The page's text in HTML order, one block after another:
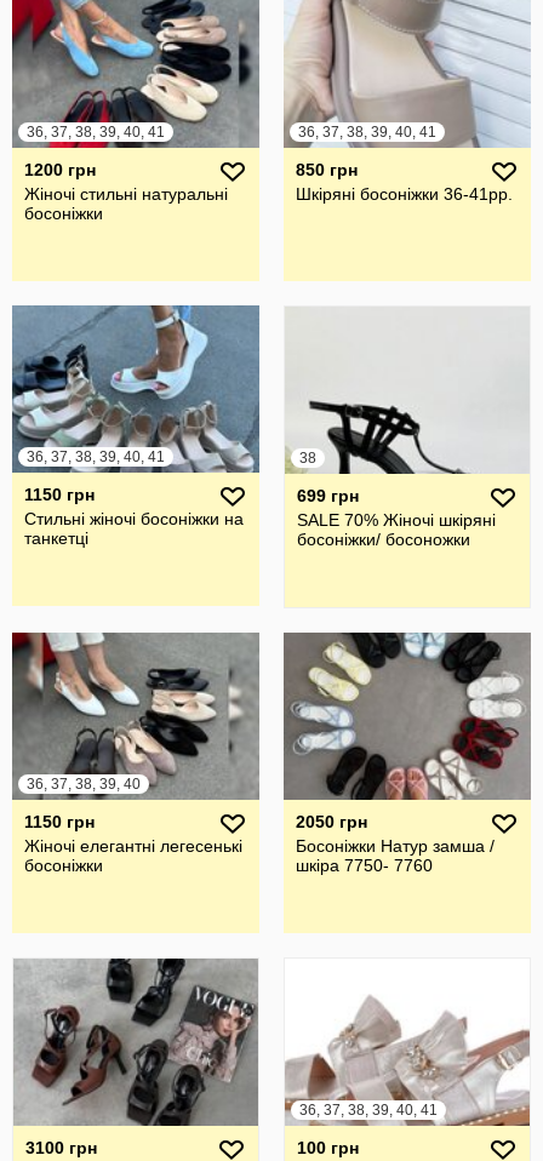
36, 37, 38, 39, 40, 41
1200 грн
Жіночі стильні натуральні
босоніжки
36, 37, 38, 39, 40, 41
850 грн
Шкіряні босоніжки 36-41рр.
36, 37, 38, 39, 40, 41
1150 грн
Стильні жіночі босоніжки на
танкетці
38
699 грн
SALE 70% Жіночі шкіряні
босоніжки/ босоножки
36, 37, 38, 39, 40
1150 грн
Жіночі елегантні легесенькі
босоніжки
2050 грн
Босоніжки Натур замша /
шкіра 7750- 7760
3100 грн
36, 37, 38, 39, 40, 41
100 грн